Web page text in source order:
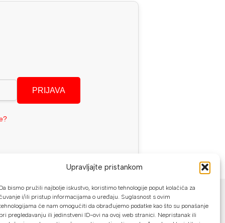
Upravljajte pristankom
bismo pružili najbolje iskustvo, koristimo tehnologije poput kolačića za
i/ili pristup informacijama o uređaju. Suglasnost s ovim
će nam omogućiti da obrađujemo podatke kao što su ponašanje
pregledavanju ili jedinstveni ID-ovi na ovoj web stranici. Nepristanak ili
PRIJAVA
NAČINI PLAĆANJA
U našoj web trgovini možete platiti: